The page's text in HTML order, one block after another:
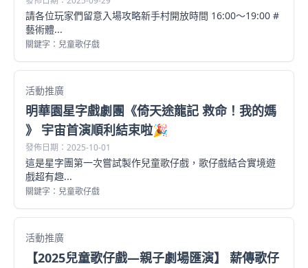
請各位玩家們留意入場攻略新手村開放時間 16:00～19:00 #
藝術體...
關鍵字：兒童歌仔戲
活動推廣
明華園星字戲劇團《倚天途龍記 救命！我的媽
》 宇宙首演順利結束啦🎉
發佈日期：2025-10-01
這是星字團第一次嘗試製作兒童歌仔戲，歌仔戲結合實境遊
戲超有趣...
關鍵字：兒童歌仔戲
活動推廣
【2025兒童歌仔戲—親子劇場匯演】 薪傳歌仔